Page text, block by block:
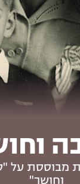
מבוססת על
וחושך"